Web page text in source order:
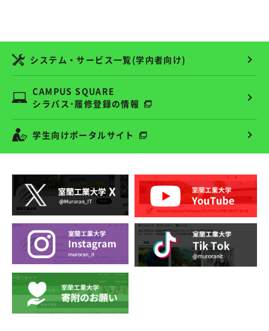
システム・サービス一覧(学内者向け)
CAMPUS SQUARE
シラバス･履修登録の情報
学生向けポータルサイト